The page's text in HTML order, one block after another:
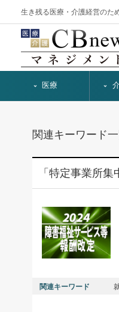
生き残る医療・介護経営のた
医療
関連キーワード
「特定事業所
関連キーワード